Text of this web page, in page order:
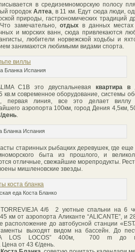
в средиземноморскую полосу
городок Алтеа , в 11 км. Едут сюда люди,
природы, гастрономических традиций
замечательно, отдыхв данных местах
и морских ванн, сюда привлекаются
любители норвежской ходьбы и
занимаются любимыми видами спорта.
Бланка Испания
C1B это двуспальневаяквартира в
современное оборудование, системы
первая линия, все это делает виллу
аэропорта 100км, город Дения 4,5км,
день
Бланка Испания
старинных рыбацких деревушек, где
быта из прошлого, и
отличные, свежайшие морепродукты.
мишленовские звезды.
еда Коста Бланко
4/6 2 уютные спальни на 6
км от аэропорта Аликанте “ALICANTE”, и
расположение до автобусной станции
выходят видом на бассейн. До
LOS LOCOS” 400м, 700 m до
Цена от 43 €/день.